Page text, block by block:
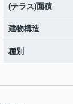
(テラス)面積
建物構造
種別